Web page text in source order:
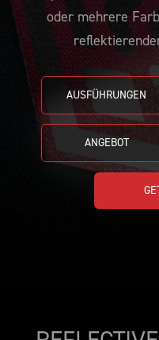
BEMUSTERUNG
CUSTOMIZE YOUR
KONTAKT
oder mehrere
AUSFÜHRUNGEN
ANGEBOT